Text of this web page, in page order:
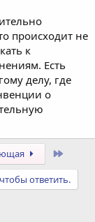
происходит не
к
Есть
делу, где
о
ответить.